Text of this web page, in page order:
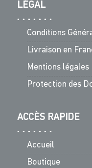
LÉGAL
Conditions
Livraison en
Mentions légales
Protection des
ACCÈS RAPIDE
Accueil
Boutique